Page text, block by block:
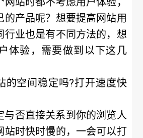
的产品呢？想要提高网站用
行业也是有不同方法的，想
体验，需要做到以下这几
的空间稳定吗?打开速度快
与否直接关系到你的浏览人
站时快时慢的，一会可以打